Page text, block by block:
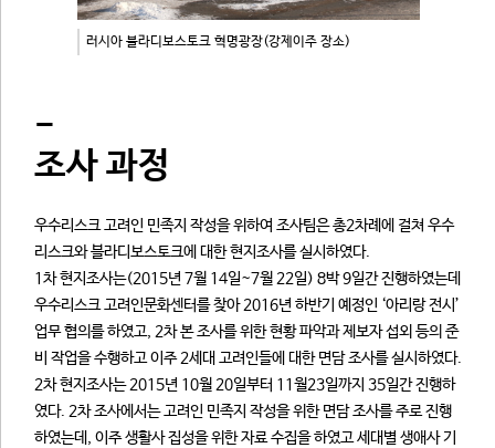
러시아 블라디보스토크 혁명광장(강제이주 장소)
-
조사 과정
우수리스크 고려인 민족지 작성을 위하여 조사팀은 총2차례에 걸쳐 우수
리스크와 블라디보스토크에 대한 현지조사를 실시하였다.
1차 현지조사는(2015년 7월 14일~7월 22일) 8박 9일간 진행하였는데
우수리스크 고려인문화센터를 찾아 2016년 하반기 예정인 ‘아리랑 전시’
업무 협의를 하였고, 2차 본 조사를 위한 현황 파악과 제보자 섭외 등의 준
비 작업을 수행하고 이주 2세대 고려인들에 대한 면담 조사를 실시하였다.
2차 현지조사는 2015년 10월 20일부터 11월23일까지 35일간 진행하
였다. 2차 조사에서는 고려인 민족지 작성을 위한 면담 조사를 주로 진행
하였는데, 이주 생활사 집성을 위한 자료 수집을 하였고 세대별 생애사 기